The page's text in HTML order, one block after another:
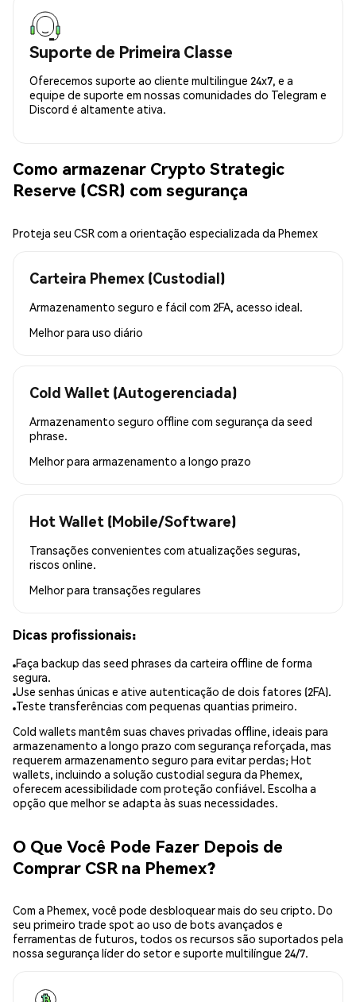
Suporte de Primeira Classe
Oferecemos suporte ao cliente multilingue 24x7, e a
equipe de suporte em nossas comunidades do Telegram e
Discord é altamente ativa.
Como armazenar Crypto Strategic
Reserve (CSR) com segurança
Proteja seu CSR com a orientação especializada da Phemex
Carteira Phemex (Custodial)
Armazenamento seguro e fácil com 2FA, acesso ideal.
Melhor para uso diário
Cold Wallet (Autogerenciada)
Armazenamento seguro offline com segurança da seed
phrase.
Melhor para armazenamento a longo prazo
Hot Wallet (Mobile/Software)
Transações convenientes com atualizações seguras,
riscos online.
Melhor para transações regulares
Dicas profissionais:
Faça backup das seed phrases da carteira offline de forma
segura.
Use senhas únicas e ative autenticação de dois fatores (2FA).
Teste transferências com pequenas quantias primeiro.
Cold wallets mantêm suas chaves privadas offline, ideais para
armazenamento a longo prazo com segurança reforçada, mas
requerem armazenamento seguro para evitar perdas; Hot
wallets, incluindo a solução custodial segura da Phemex,
oferecem acessibilidade com proteção confiável. Escolha a
opção que melhor se adapta às suas necessidades.
O Que Você Pode Fazer Depois de
Comprar CSR na Phemex?
Com a Phemex, você pode desbloquear mais do seu cripto. Do
seu primeiro trade spot ao uso de bots avançados e
ferramentas de futuros, todos os recursos são suportados pela
nossa segurança líder do setor e suporte multilíngue 24/7.